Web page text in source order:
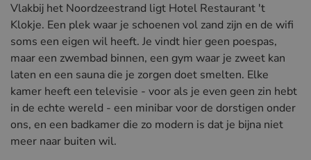
Vlakbij het Noordzeestrand ligt Hotel Restaurant 't
Klokje. Een plek waar je schoenen vol zand zijn en de wifi
soms een eigen wil heeft. Je vindt hier geen poespas,
maar een zwembad binnen, een gym waar je zweet kan
laten en een sauna die je zorgen doet smelten. Elke
kamer heeft een televisie - voor als je even geen zin hebt
in de echte wereld - een minibar voor de dorstigen onder
ons, en een badkamer die zo modern is dat je bijna niet
meer naar buiten wil.